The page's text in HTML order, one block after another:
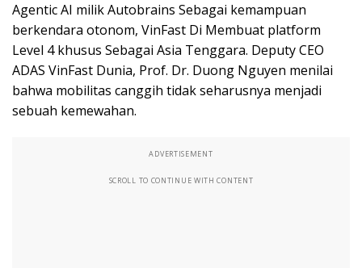
Agentic AI milik Autobrains Sebagai kemampuan
berkendara otonom, VinFast Di Membuat platform
Level 4 khusus Sebagai Asia Tenggara. Deputy CEO
ADAS VinFast Dunia, Prof. Dr. Duong Nguyen menilai
bahwa mobilitas canggih tidak seharusnya menjadi
sebuah kemewahan.
ADVERTISEMENT
SCROLL TO CONTINUE WITH CONTENT